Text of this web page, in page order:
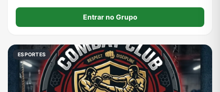
Entrar no Grupo
ESPORTES